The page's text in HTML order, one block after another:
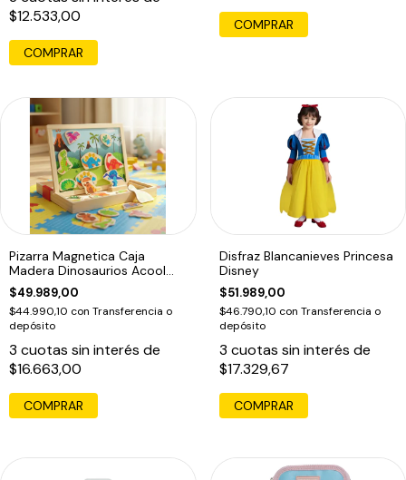
$12.533,00
COMPRAR
COMPRAR
Pizarra Magnetica Caja
Madera Dinosaurios Acool
Ac7216
$49.989,00
$44.990,10 con Transferencia o
depósito
3 cuotas sin interés de
$16.663,00
Disfraz Blancanieves Princesa
Disney
$51.989,00
$46.790,10 con Transferencia o
depósito
3 cuotas sin interés de
$17.329,67
COMPRAR